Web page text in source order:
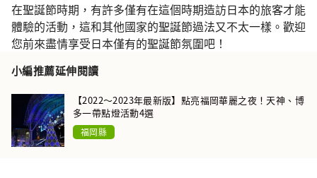
在聖誕節時期，有許多僅有在這個時期造訪日本的旅客才能
體驗的活動，這和其他國家的聖誕節過法又不太一樣。歡迎
您前來盡情享受日本僅有的聖誕節氛圍吧！
小編推薦延伸閱讀
【2022〜2023年最新版】點亮福岡華麗之夜！天神、博
多一帶點燈活動4選
福岡縣